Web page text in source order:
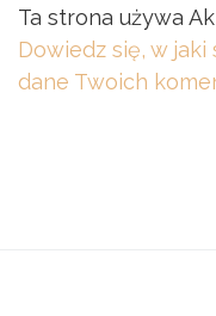
Ta strona używa
Dowiedz się, w
dane Twoich